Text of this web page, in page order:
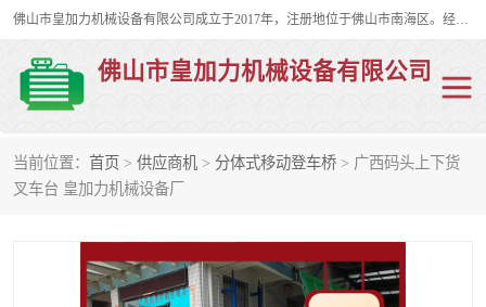
佛山市皇加力机械设备有限公司成立于2017年，注册地位于佛山市南海区。经营范围包括：其他机械设备及电子产品批发、电气设备批发、贸易代理、五金产品批发等；主要产品有：移动式登车桥、叉车装卸货平台、移动式升降机、升降货梯、油桶夹具、电动堆高车。
佛山市皇加力机械设备有限公司
当前位置： 首页 > 供应商机 > 分体式移动登车桥 > 广西码头上下货
叉车台 皇加力机械设备厂
移动式登车桥
步行式电动堆高车 移动登车台
叉车装卸货平台 电动搬运车